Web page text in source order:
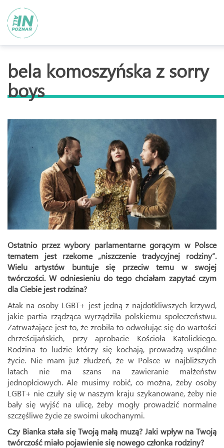
bela komoszyńska z sorry
boys
Ostatnio przez wybory parlamentarne gorącym w Polsce
tematem jest rzekome „niszczenie tradycyjnej rodziny”.
Wielu artystów buntuje się przeciw temu w swojej
twórczości. W odniesieniu do tego chciałam zapytać czym
dla Ciebie jest rodzina?
Atak na osoby LGBT+ jest jedną z najdotkliwszych krzywd,
jakie partia rządząca wyrządziła polskiemu społeczeństwu.
Zatrważające jest to, że zrobiła to odwołując się do wartości
chrześcijańskich, przy aprobacie Kościoła Katolickiego.
Rodzina to ludzie którzy się kochają, prowadzą wspólne
życie. Nie mam już złudzeń, że w Polsce w najbliższych
latach nie ma szans na zawieranie małżeństw
jednopłciowych. Ale musimy robić, co można, żeby osoby
LGBT+ nie czuły się w naszym kraju szykanowane, żeby nie
bały się wyjść na ulicę, żeby mogły prowadzić normalne
szczęśliwe życie ze swoimi ukochanymi.
Czy Bianka stała się Twoją małą muzą? Jaki wpływ na Twoją
twórczość miało pojawienie się nowego członka rodziny?